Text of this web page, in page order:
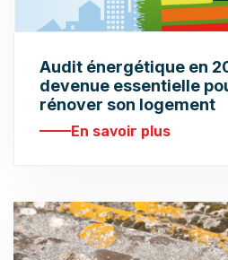
Audit énergétique en
devenue essentielle
rénover son logement
En savoir plus